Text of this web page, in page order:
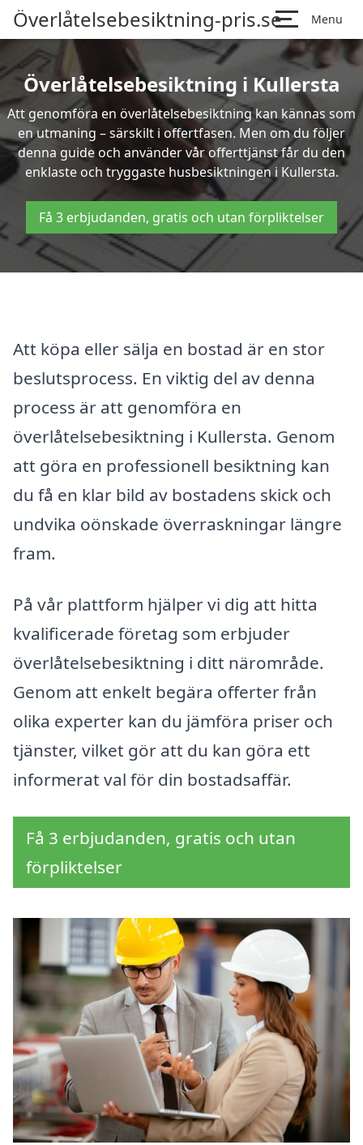
Överlåtelsebesiktning-pris.se Menu
Överlåtelsebesiktning i Kullersta
Att genomföra en överlåtelsebesiktning kan kännas som
en utmaning – särskilt i offertfasen. Men om du följer
denna guide och använder vår offerttjänst får du den
enklaste och tryggaste husbesiktningen i Kullersta.
Få 3 erbjudanden, gratis och utan förpliktelser
Att köpa eller sälja en bostad är en stor
beslutsprocess. En viktig del av denna
process är att genomföra en
överlåtelsebesiktning i Kullersta. Genom
att göra en professionell besiktning kan
du få en klar bild av bostadens skick och
undvika oönskade överraskningar längre
fram.
På vår plattform hjälper vi dig att hitta
kvalificerade företag som erbjuder
överlåtelsebesiktning i ditt närområde.
Genom att enkelt begära offerter från
olika experter kan du jämföra priser och
tjänster, vilket gör att du kan göra ett
informerat val för din bostadsaffär.
Få 3 erbjudanden, gratis och utan
förpliktelser